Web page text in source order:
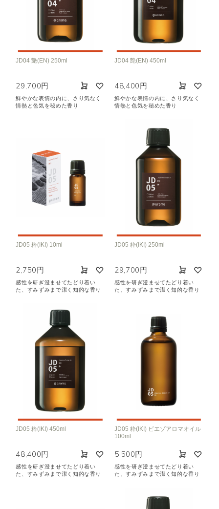
JD04 艶(EN) 250ml
29,700円
鮮やかな表情の内に、さり気なく
情熱と色気を秘めた香り
JD04 艶(EN) 450ml
48,400円
鮮やかな表情の内に、さり気なく
情熱と色気を秘めた香り
JD05 粋(IKI) 10ml
2,750円
感性を研ぎ澄ませてたどり着い
た、すみずみまで潔く知的な香り
JD05 粋(IKI) 250ml
29,700円
感性を研ぎ澄ませてたどり着い
た、すみずみまで潔く知的な香り
JD05 粋(IKI) 450ml
48,400円
感性を研ぎ澄ませてたどり着い
た、すみずみまで潔く知的な香り
JD05 粋(IKI) ピエゾアロマオイル
100ml
5,500円
感性を研ぎ澄ませてたどり着い
た、すみずみまで潔く知的な香り